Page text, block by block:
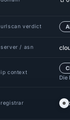
urlscan verdict
server / asn
ip context
Die
registrar